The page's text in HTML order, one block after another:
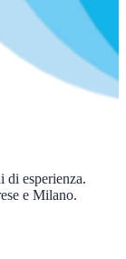
di esperienza.
e Milano.